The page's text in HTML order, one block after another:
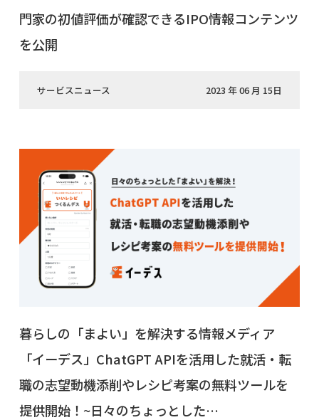
門家の初値評価が確認できるIPO情報コンテンツ
を公開
サービスニュース 2023 年 06 月 15日
暮らしの「まよい」を解決する情報メディア
「イーデス」ChatGPT APIを活用した就活・転
職の志望動機添削やレシピ考案の無料ツールを
提供開始！~日々のちょっとした…